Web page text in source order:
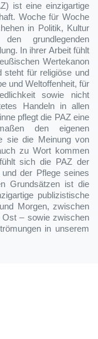
ist eine einzigartige
Woche für Woche
in Politik, Kultur
grundlegenden
In ihrer Arbeit fühlt
Wertekanon
steht für religiöse und
und Weltoffenheit, für
sowie nicht
Handeln in allen
pflegt die PAZ eine
den eigenen
sie die Meinung von
zu Wort kommen
sich die PAZ der
der Pflege seines
Grundsätzen ist die
publizistische
Morgen, zwischen
Ost – sowie zwischen
in unserem